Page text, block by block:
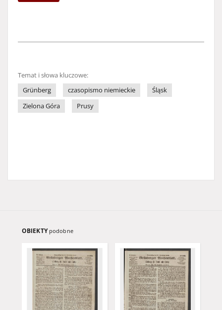
Temat i słowa kluczowe:
Grünberg
czasopismo niemieckie
Śląsk
Zielona Góra
Prusy
OBIEKTY podobne